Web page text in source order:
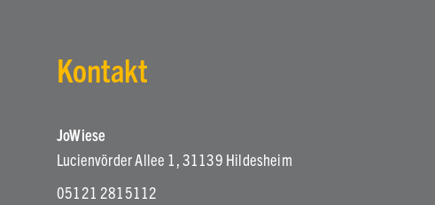
Kontakt
JoWiese
Lucienvörder Allee 1, 31139 Hildesheim
05121 2815112